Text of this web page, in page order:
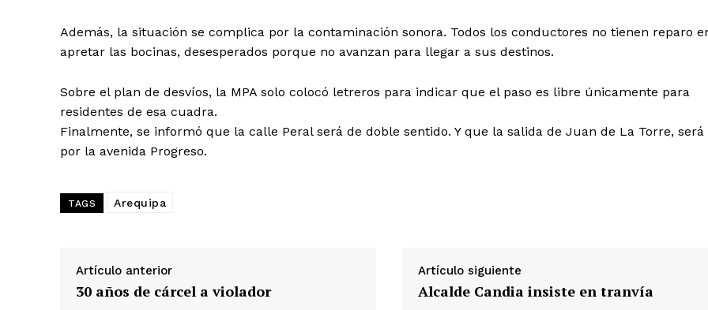
Diario los Andes
Nosotros
Además, la situación se complica por la contaminación sonora. Todos los conductores no tienen reparo
apretar las bocinas, desesperados porque no avanzan para llegar a sus destinos.
Sobre el plan de desvíos, la MPA solo colocó letreros para indicar que el paso es libre únicamente para
residentes de esa cuadra.
Finalmente, se informó que la calle Peral será de doble sentido. Y que la salida de Juan de La Torre, será
por la avenida Progreso.
TAGS Arequipa
Artículo anterior
30 años de cárcel a violador
Artículo siguiente
Alcalde Candia insiste en tranvía